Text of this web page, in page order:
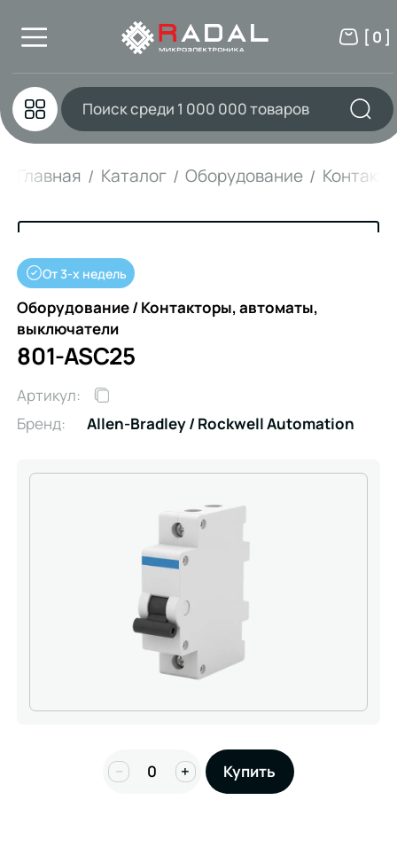
[ 0 ]
Главная Каталог Оборудование
От 3-х недель
Оборудование / Контакторы, автоматы,
выключатели
801-ASC25
Артикул:
Бренд:
Allen-Bradley / Rockwell Automation
− + Купить